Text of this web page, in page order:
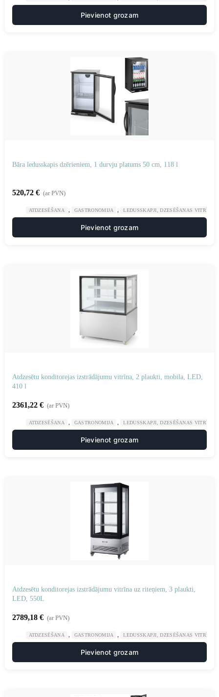
Pievienot grozam
Bāra ledusskapis dzērieniem, 1 durvju platums 50 cm, 118 l
520,72 € (ar PVN)
ATDZESĒŠANA GASTRONOMIJA LEDUSSKAPJI, DZESĒŠANAS VITRĪNAS
Pievienot grozam
Atdzesētu konditorejas izstrādājumu vitrīna, 2 plaukti, mobila, LED,
410 l
2361,22 € (ar PVN)
ATDZESĒŠANA GASTRONOMIJA LEDUSSKAPJI, DZESĒŠANAS VITRĪNAS
Pievienot grozam
Atdzesētu konditorejas izstrādājumu vitrīna uz riteņiem, 3 plaukti,
LED, 550L
2789,18 € (ar PVN)
ATDZESĒŠANA GASTRONOMIJA LEDUSSKAPJI, DZESĒŠANAS VITRĪNAS
Pievienot grozam